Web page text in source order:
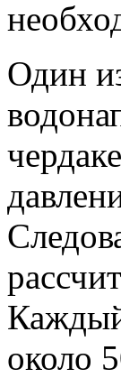
Один
около